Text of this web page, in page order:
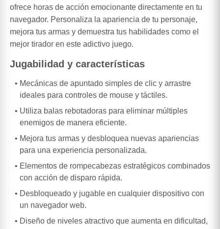
ofrece horas de acción emocionante directamente en tu
navegador. Personaliza la apariencia de tu personaje,
mejora tus armas y demuestra tus habilidades como el
mejor tirador en este adictivo juego.
Jugabilidad y características
Mecánicas de apuntado simples de clic y arrastre
ideales para controles de mouse y táctiles.
Utiliza balas rebotadoras para eliminar múltiples
enemigos de manera eficiente.
Mejora tus armas y desbloquea nuevas apariencias
para una experiencia personalizada.
Elementos de rompecabezas estratégicos combinados
con acción de disparo rápida.
Desbloqueado y jugable en cualquier dispositivo con
un navegador web.
Diseño de niveles atractivo que aumenta en dificultad,